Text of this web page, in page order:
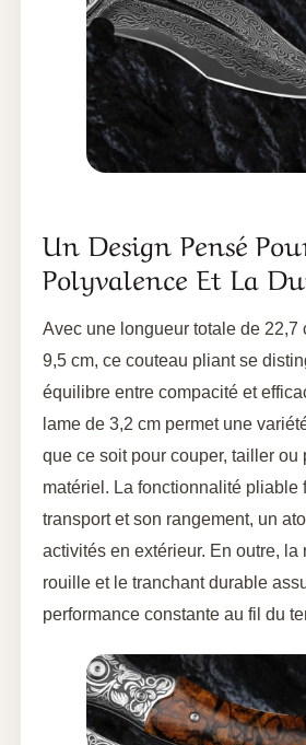
Un Design Pensé
Polyvalence Et La
Avec une longueur totale de 22,7
9,5 cm, ce couteau pliant se
équilibre entre compacité et
lame de 3,2 cm permet une
que ce soit pour couper, tailler ou
matériel. La fonctionnalité pliable
transport et son rangement, un
activités en extérieur. En outre, la
rouille et le tranchant durable
performance constante au fil du